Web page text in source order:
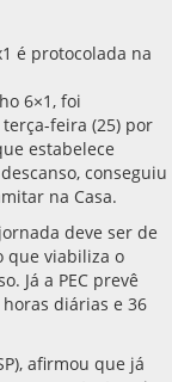
6×1, foi
feira (25) por
estabelece
conseguiu
na Casa.
deve ser de
que viabiliza o
Já a PEC prevê
diárias e 36
afirmou que já